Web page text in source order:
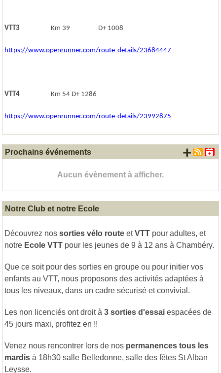
VTT3 Km 39 D+ 1008
https://www.openrunner.com/route-details/23684447
VTT4 Km 54 D+ 1286
https://www.openrunner.com/route-details/23992875
Prochains événements
Aucun évènement à afficher.
+
Notre Club et notre Ecole
Découvrez nos sorties vélo route etVTT pour adultes, et
notre Ecole VTT pour les jeunes de 9 à 12 ans à Chambéry.
Que ce soit pour des sorties en groupe ou pour initier vos
enfants au VTT, nous proposons des activités adaptées à
tous les niveaux, dans un cadre sécurisé et convivial.
Les non licenciés ont droit à 3 sorties d'essai espacées de
45 jours maxi, profitez en !!
Venez nous rencontrer lors de nos permanences tous les
mardis à 18h30 salle Belledonne, salle des fêtes St Alban
Leysse.